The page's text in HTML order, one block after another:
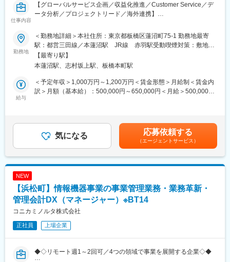
◎営業企画・営業推進
・CRMシステム内で顧客情報、案件情報、売上予測情報を正確に
・売上予測、パイプラインレビュー、事業計画策定を支援
・顧客活動を管理し、適切なフォローアップおよび案件実行を推
進
・営業プロセスおよび商業ポリシーへの準拠を徹底
◎部門横断連携
・ストラテジックアカウントマネージャー、アプリケーションエ
ンジニアリング、プロダクトマネジメント、オペレーション、サ
・主要顧客向け施策や成長機会においてストラテジックアカウン
トマネージャーを支援
・Design Winから量産、その後のサポートまで円滑な移行を実現
・製品、サービス、市場要求に関する顧客フィードバックを収集
ジメントに提供
・ターゲット市場およびアプリケーション領域における新たな機
会の特定を支援
変更の範囲：会社の定める業務
仕事内容
【グローバルサービス企画／収益化推進／Customer Service／デ
ータ分析／プロジェクトリード／海外連携】
ら収益化、改善までを主導します。事業企画力とプロジェクト推
進力を軸に、Customer Service機能の価値最大化に取り組むポジ
ションです。
■業務内容
管理職として、サービス事業の収益創出と顧客満足度向上を目的
に、複数のプロジェクトを横断的に推進します。主な業務は下記
となります。
（2）海外を含む延長保証、保守契約等の企画立案と実行の主導
（3）Customer Service機能としてのP/L管理と改善
（4）トプコンのグローバル組織と連携した顧客満足度向上施策の
ます。HQとして、オンライン会議や海外出張を通じ、各地域を支
援します。
■業務の魅力
・サービス企画から収益管理まで一貫して関与でき、事業視点で
進できます。
勤務地
＜勤務地詳細＞本社住所：東京都板橋区蓮沼町75-1 勤務地最寄
駅：都営三田線／本蓮沼駅 JR線 赤羽駅受動喫煙対策：敷地内
全面禁煙変更の範囲：会社の定める事業所
【最寄り駅】
本蓮沼駅、志村坂上駅、板橋本町駅
給与
＜予定年収＞1,000万円～1,200万円＜賃金形態＞月給制＜賃金内
訳＞月額（基本給）：500,000円～650,000円＜月給＞500,000円
与：年2回（7月・12月※2025年度実績4.61か月）賃金はあくまで
も目安の金額であり、選考を通じて上下する可能性があります。
月給(月額)は固定手当を含めた表記です。
気になる 応募依頼する
（エージェントサービス）
NEW
【浜松町】情報機器事業の事業管理業務・業務革新・
管理会計DX（マネージャー）※BT14
コニカミノルタ株式会社
正社員 上場企業
◆◇リモート週1～2回可／4つの領域で事業を展開する企業◇◆